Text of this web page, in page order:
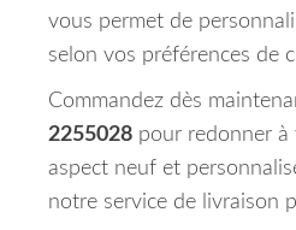
vous permet de
selon vos préférences de
Commandez dès
2255028 pour redonner à
aspect neuf et
notre service de livraison